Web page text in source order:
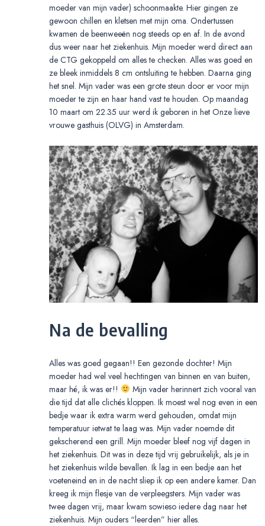
moeder van mijn vader) schoonmaakte. Hier gingen ze
gewoon chillen en kletsen met mijn oma. Ondertussen
kwamen de beenweeën nog steeds op en af. In de avond
dus weer naar het ziekenhuis. Mijn moeder werd direct aan
de CTG gekoppeld om alles te checken. Alles was goed en
ze bleek inmiddels 8 cm ontsluiting te hebben. Daarna ging
het snel. Mijn vader was een grote steun door er voor mijn
moeder te zijn en haar hand vast te houden. Op maandag
10 maart om 22.35 uur werd ik geboren in het Onze lieve
vrouwe gasthuis (OLVG) in Amsterdam.
Na de bevalling
Alles was goed gegaan!! Een gezonde dochter! Mijn
moeder had wel veel hechtingen van binnen en van buiten,
maar hé, ik was er!!
Mijn vader herinnert zich vooral van
die tijd dat alle clichés kloppen. Ik moest wel nog even in een
bedje waar ik extra warm werd gehouden, omdat mijn
temperatuur ietwat te laag was. Mijn vader noemde dit
gekscherend een grill. Mijn moeder bleef nog vijf dagen in
het ziekenhuis. Dit was in deze tijd vrij gebruikelijk, als je in
het ziekenhuis wilde bevallen. Ik lag in een bedje aan het
voeteneind en in de nacht sliep ik op een andere kamer. Dan
kreeg ik mijn flesje van de verpleegsters. Mijn vader was
twee dagen vrij, maar kwam sowieso iedere dag naar het
ziekenhuis. Mijn ouders “leerden” hier alles.